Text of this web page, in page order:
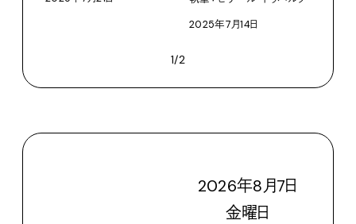
2025年7月14日
1/2
2026年8月7日
金曜日